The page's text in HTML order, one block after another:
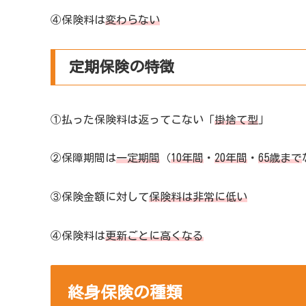
④保険料は変わらない
定期保険の特徴
①払った保険料は返ってこない「掛捨て型 」
②保障期間は一定期間 （10年間 ・ 20年間 ・ 65歳まで
③保険金額に対して保険料は非常に低い
④保険料は更新ごとに高くなる
終身保険の種類